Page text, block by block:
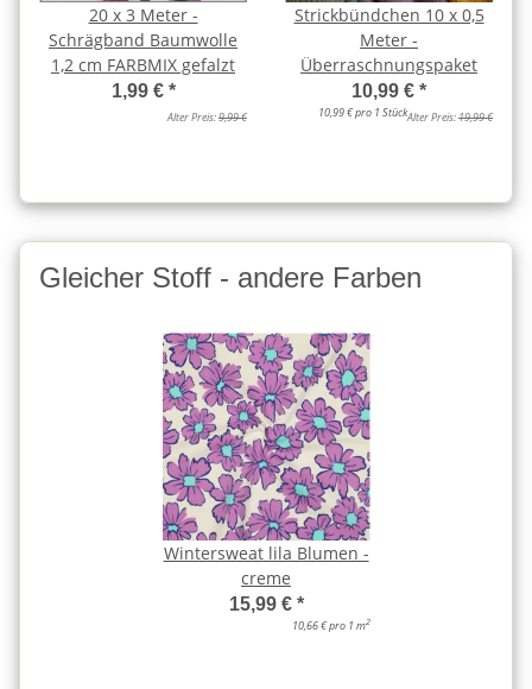
20 x 3 Meter -
Schrägband Baumwolle
1,2 cm FARBMIX gefalzt
1,99 € *
Alter Preis:9,99 €
Strickbündchen 10 x 0,5
Meter -
Überraschnungspaket
10,99 € *
10,99 € pro 1 StückAlter Preis:19,99 €
Gleicher Stoff - andere Farben
Wintersweat lila Blumen -
creme
15,99 € *
10,66 € pro 1 m2